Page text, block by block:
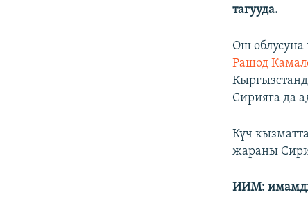
тагууда.
Ош
Рашод
Сирияга да
Күч
жараны
ИИМ: